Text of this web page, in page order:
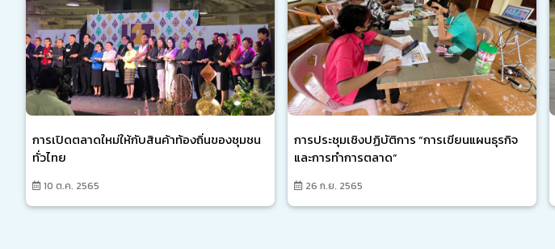
การเปิดตลาดใหม่ให้กับสินค้าท้องถิ่นของชุมชน
ทั่วไทย
10 ต.ค. 2565
การประชุมเชิงปฏิบัติการ “การเขียนแผนธุรกิจ
และการทำการตลาด”
26 ก.ย. 2565